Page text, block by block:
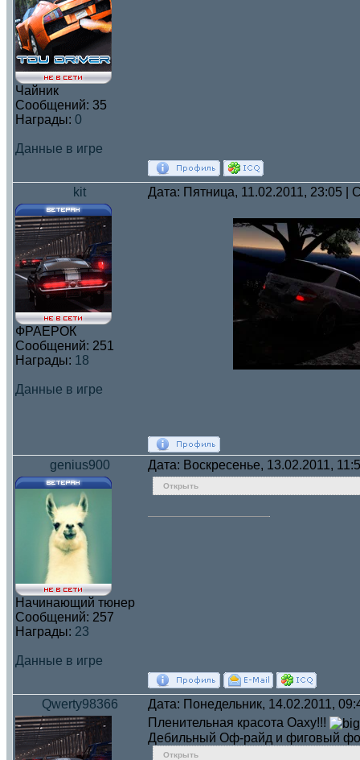
Чайник
Сообщений: 35
Награды: 0
Данные в игре
kit Дата: Пятница, 11.02.2011, 23:05 |
ФРАЕРОК
Сообщений: 251
Награды: 18
Данные в игре
genius900 Дата: Воскресенье, 13.02.2011,
Начинающий тюнер
Сообщений: 257
Награды: 23
Данные в игре
Открыть
Qwerty98366 Дата: Понедельник, 14.02.2011,
Пленительная красота Оаху!!!
Дебильный Оф-райд и фиговый
Открыть